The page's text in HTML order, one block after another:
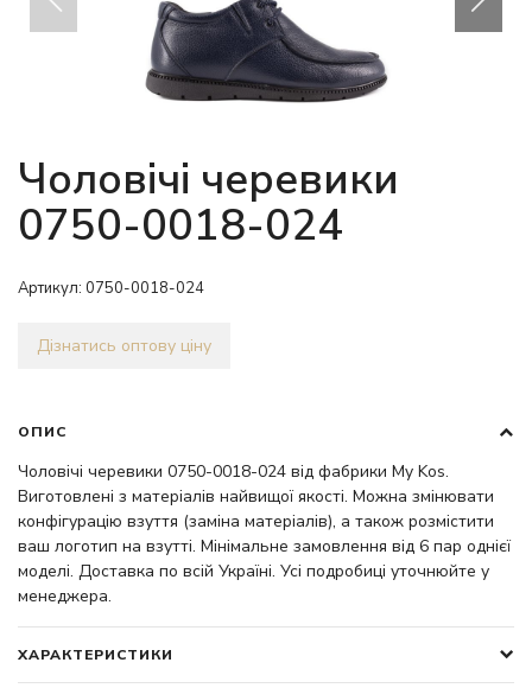
Чоловічі черевики
0750-0018-024
Артикул: 0750-0018-024
Дізнатись оптову ціну
ОПИС
Чоловічі черевики 0750-0018-024 від фабрики My Kos.
Виготовлені з матеріалів найвищої якості. Можна змінювати
конфігурацію взуття (заміна матеріалів), а також розмістити
ваш логотип на взутті. Мінімальне замовлення від 6 пар однієї
моделі. Доставка по всій Україні. Усі подробиці уточнюйте у
менеджера.
ХАРАКТЕРИСТИКИ